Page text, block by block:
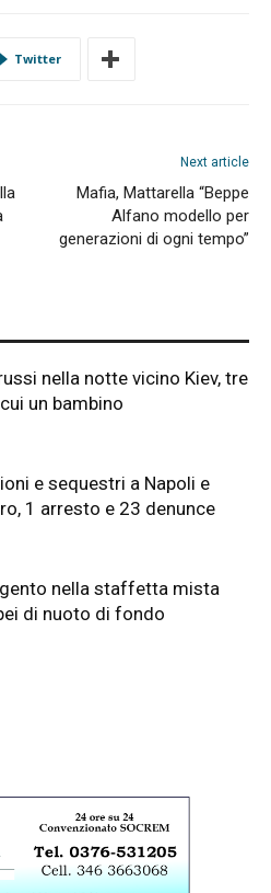
Twitter
Next article
Mafia, Mattarella “Beppe
Alfano modello per
generazioni di ogni tempo”
nella notte vicino Kiev, tre
un bambino
e sequestri a Napoli e
1 arresto e 23 denunce
nella staffetta mista
di nuoto di fondo